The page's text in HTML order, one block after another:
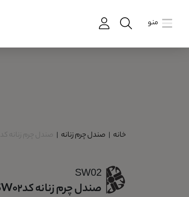
منو
خانه | صندل چرم زنانه | صندل چرم زنانه کدSW02
SW02
صندل چرم زنانه کدSW02